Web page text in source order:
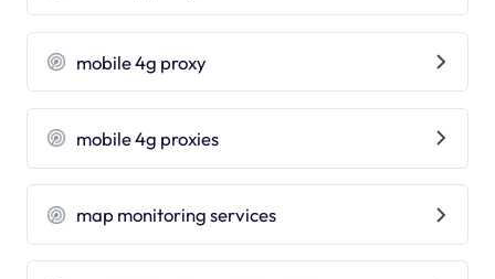
mobile 4g proxy
mobile 4g proxies
map monitoring services